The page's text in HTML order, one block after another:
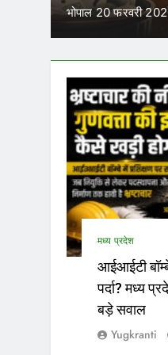
भोपाल 20 फरवरी
मध्य प्रदेश
आईआईटी
पर्दा? मध्य
बड़े सवाल
Yugkranti